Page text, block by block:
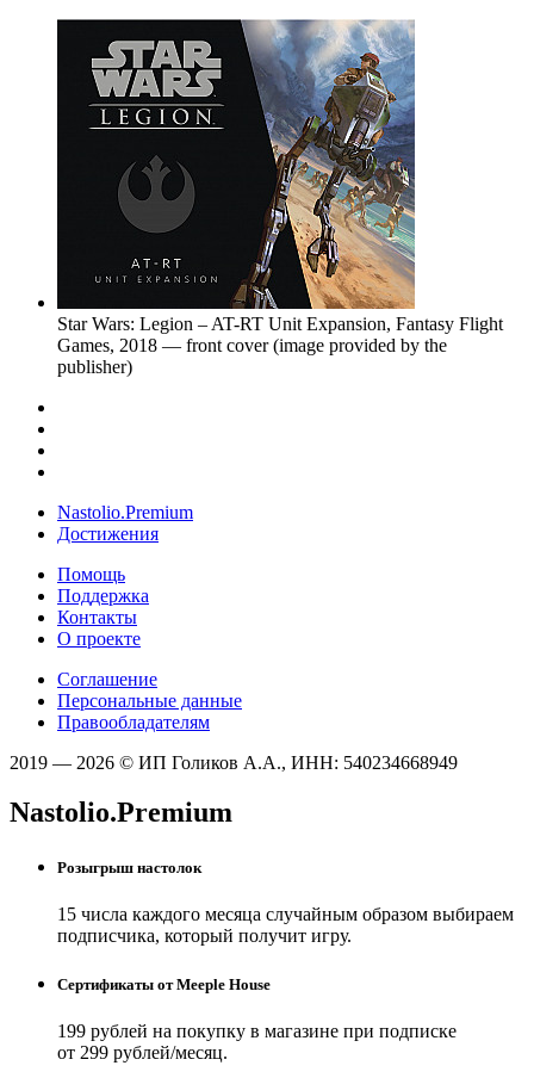
Star Wars: Legion – AT-RT Unit Expansion, Fantasy Flight
Games, 2018 — front cover (image provided by the
publisher)
Nastolio.Premium
Достижения
Помощь
Поддержка
Контакты
О проекте
Соглашение
Персональные данные
Правообладателям
2019 — 2026 © ИП Голиков А.А., ИНН: 540234668949
Nastolio.Premium
Розыгрыш настолок
15 числа каждого месяца случайным образом выбираем
подписчика, который получит игру.
Сертификаты от Meeple House
199 рублей на покупку в магазине при подписке
от 299 рублей/месяц.